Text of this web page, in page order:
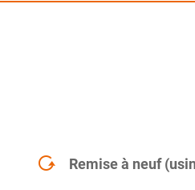
Remise à neuf